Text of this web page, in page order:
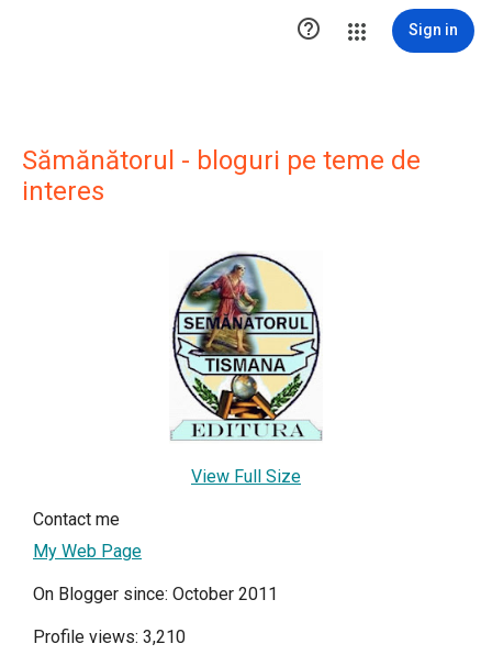
 Sign in
Sămănătorul - bloguri pe teme de
interes
View Full Size
Contact me
My Web Page
On Blogger since: October 2011
Profile views: 3,210